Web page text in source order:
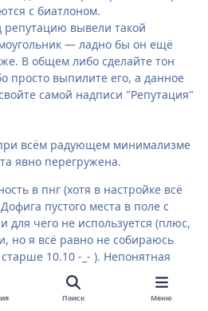
с биатлоном.
вывели такой
— ладно бы он ещё
В общем либо сделайте тон
выпилите его, а данное
самой надписи "Репутация"
всём радующем минимализме
явно перегружена.
в пнг (хотя в настройке всё
пустого места в поле с
для чего не используется (плюс,
но я всё равно не собираюсь
10.10 -_- ). Непонятная
от браузера и разрешения
Поиск Меню